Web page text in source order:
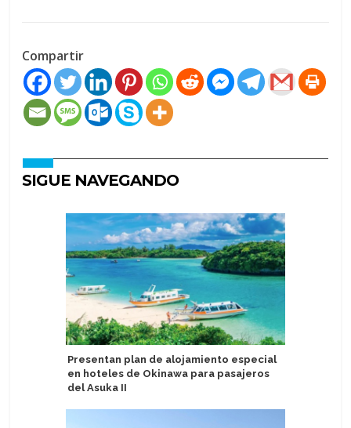
Compartir
SIGUE NAVEGANDO
Presentan plan de alojamiento especial
en hoteles de Okinawa para pasajeros
del Asuka II